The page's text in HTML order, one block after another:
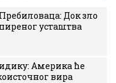
Док зло
усташтва
Америка ће
вира